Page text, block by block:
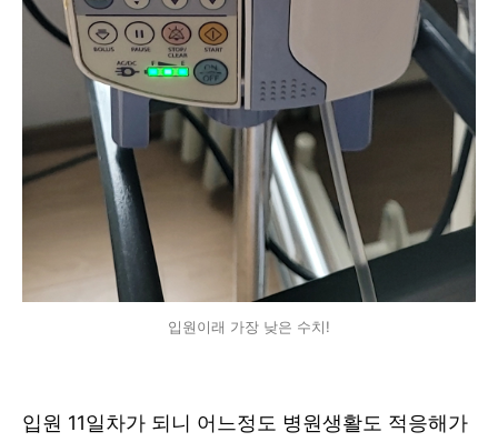
입원이래 가장 낮은 수치!
입원 11일차가 되니 어느정도 병원생활도 적응해가